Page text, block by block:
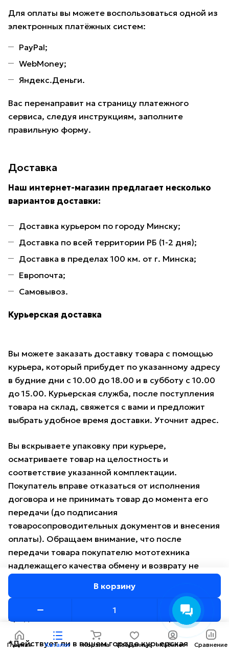
В корзину
Для оплаты вы можете воспользоваться одной из
электронных платёжных систем:
PayPal;
WebMoney;
Яндекс.Деньги.
Вас перенаправит на страницу платежного
сервиса, следуя инструкциям, заполните
правильную форму.
Доставка
Наш интернет-магазин предлагает несколько
вариантов доставки:
Доставка курьером по городу Минску;
Доставка по всей территории РБ (1-2 дня);
Доставка в пределах 100 км. от г. Минска;
Европочта;
Самовывоз.
Курьерская доставка
Вы можете заказать доставку товара с помощью
курьера, который прибудет по указанному адресу
в будние дни с 10.00 до 18.00 и в субботу с 10.00
до 15.00. Курьерская служба, после поступления
товара на склад, свяжется с вами и предложит
выбрать удобное время доставки. Уточнит адрес.
Вы вскрываете упаковку при курьере,
осматриваете товар на целостность и
соответствие указанной комплектации.
Покупатель вправе отказаться от исполнения
договора и не принимать товар до момента его
передачи (до подписания
товаросопроводительных документов и внесения
оплаты). Обращаем внимание, что после
передачи товара покупателю мототехника
надлежащего качества обмену и возврату не
подлежит.
Доставка в пределах г. Минска стоит 30 р., а в
пределах 100 км от г. Минска — от 50 р.
*Действует ли в вашем городе курьерская
Главная Каталог Корзина Избранные Кабинет Сравнение